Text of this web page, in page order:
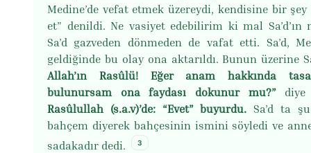
Medine’de vefat etmek üzereydi, kendisine bir şey
et” denildi. Ne vasiyet edebilirim ki mal Sa’d’ın
Sa’d gazveden dönmeden de vafat etti. Sa’d,
geldiğinde bu olay ona aktarıldı. Bunun üzerine
Allah’ın Rasûlü! Eğer anam hakkında
bulunursam ona faydası dokunur mu?”diye
Rasûlullah (s.a.v)’de: “Evet” buyurdu. Sa’d ta
bahçem diyerek bahçesinin ismini söyledi ve
sadakadır dedi.
3